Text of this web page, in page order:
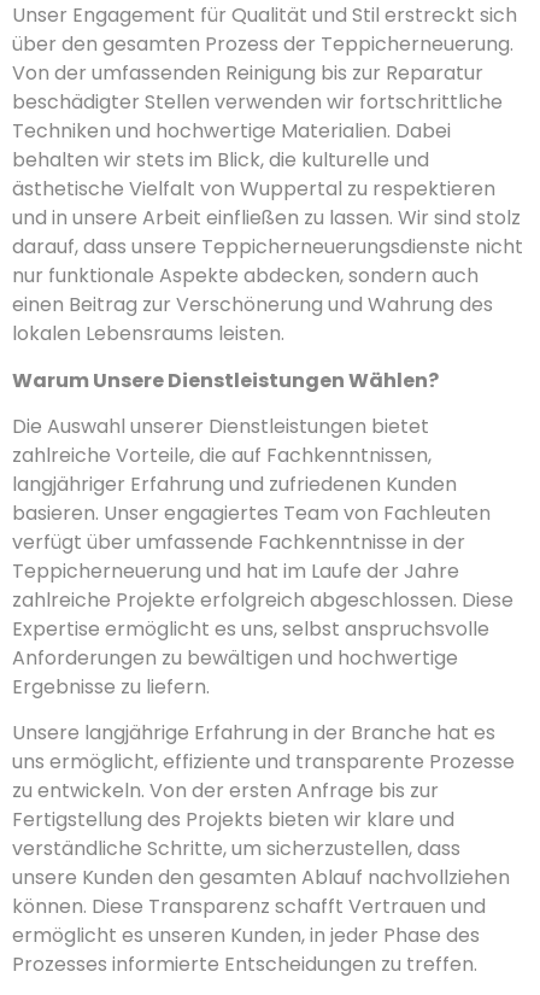
Unser Engagement für Qualität und Stil erstreckt sich
über den gesamten Prozess der Teppicherneuerung.
Von der umfassenden Reinigung bis zur Reparatur
beschädigter Stellen verwenden wir fortschrittliche
Techniken und hochwertige Materialien. Dabei
behalten wir stets im Blick, die kulturelle und
ästhetische Vielfalt von Wuppertal zu respektieren
und in unsere Arbeit einfließen zu lassen. Wir sind stolz
darauf, dass unsere Teppicherneuerungsdienste nicht
nur funktionale Aspekte abdecken, sondern auch
einen Beitrag zur Verschönerung und Wahrung des
lokalen Lebensraums leisten.
Warum Unsere Dienstleistungen Wählen?
Die Auswahl unserer Dienstleistungen bietet
zahlreiche Vorteile, die auf Fachkenntnissen,
langjähriger Erfahrung und zufriedenen Kunden
basieren. Unser engagiertes Team von Fachleuten
verfügt über umfassende Fachkenntnisse in der
Teppicherneuerung und hat im Laufe der Jahre
zahlreiche Projekte erfolgreich abgeschlossen. Diese
Expertise ermöglicht es uns, selbst anspruchsvolle
Anforderungen zu bewältigen und hochwertige
Ergebnisse zu liefern.
Unsere langjährige Erfahrung in der Branche hat es
uns ermöglicht, effiziente und transparente Prozesse
zu entwickeln. Von der ersten Anfrage bis zur
Fertigstellung des Projekts bieten wir klare und
verständliche Schritte, um sicherzustellen, dass
unsere Kunden den gesamten Ablauf nachvollziehen
können. Diese Transparenz schafft Vertrauen und
ermöglicht es unseren Kunden, in jeder Phase des
Prozesses informierte Entscheidungen zu treffen.